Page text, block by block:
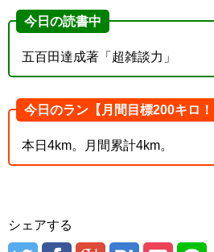
今日の読書中
五百田達成著「超雑談力」
今日のラン【月間目標200キロ！
本日4km。月間累計4km。
シェアする